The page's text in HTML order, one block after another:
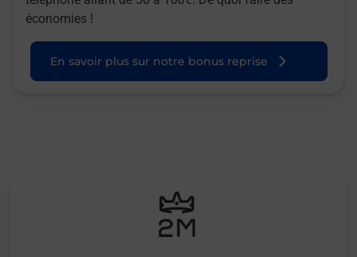
économies !
En savoir plus sur notre bonus reprise